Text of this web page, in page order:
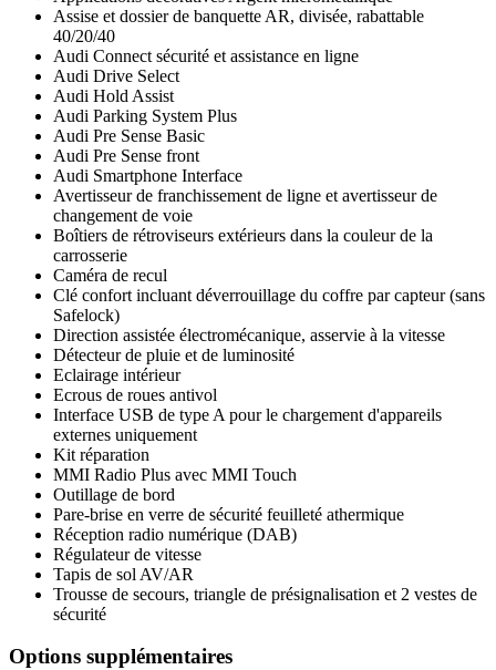
Assise et dossier de banquette AR, divisée, rabattable
40/20/40
Audi Connect sécurité et assistance en ligne
Audi Drive Select
Audi Hold Assist
Audi Parking System Plus
Audi Pre Sense Basic
Audi Pre Sense front
Audi Smartphone Interface
Avertisseur de franchissement de ligne et avertisseur de
changement de voie
Boîtiers de rétroviseurs extérieurs dans la couleur de la
carrosserie
Caméra de recul
Clé confort incluant déverrouillage du coffre par capteur (sans
Safelock)
Direction assistée électromécanique, asservie à la vitesse
Détecteur de pluie et de luminosité
Eclairage intérieur
Ecrous de roues antivol
Interface USB de type A pour le chargement d'appareils
externes uniquement
Kit réparation
MMI Radio Plus avec MMI Touch
Outillage de bord
Pare-brise en verre de sécurité feuilleté athermique
Réception radio numérique (DAB)
Régulateur de vitesse
Tapis de sol AV/AR
Trousse de secours, triangle de présignalisation et 2 vestes de
sécurité
Options supplémentaires